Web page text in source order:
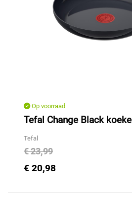
Op voorraad
Tefal Change Black
Tefal
€ 23,99
€ 20,98